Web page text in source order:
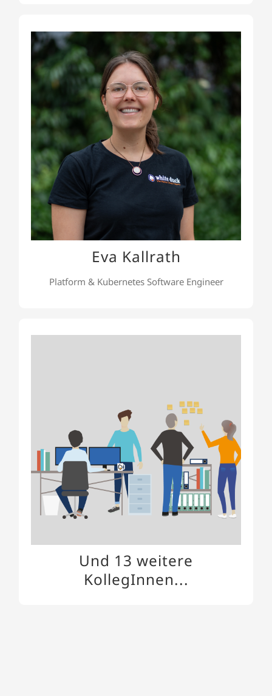
Eva Kallrath
Platform & Kubernetes Software Engineer
Eva Kallrath
Eva ist unsere Platform & Kubernetes Engineer
und begleitet Kunden auf ihrem Weg zu
modernen Cloud- und Plattformlösungen. Ihr
Fokus liegt auf Kubernetes, Cloud-Infrastrukturen
und Automatisierung. Dabei unterstützt sie
Kunden bei der Konzeption, Implementierung
und dem Betrieb skalierbarer Plattformen.
Und 13 weitere
KollegInnen...
Und 13 weitere KollegInnen...
…mit den Rollen Cloud Solution Architects,
Software Architects, Software Engineers, Platform
Engineers und Software Tester.